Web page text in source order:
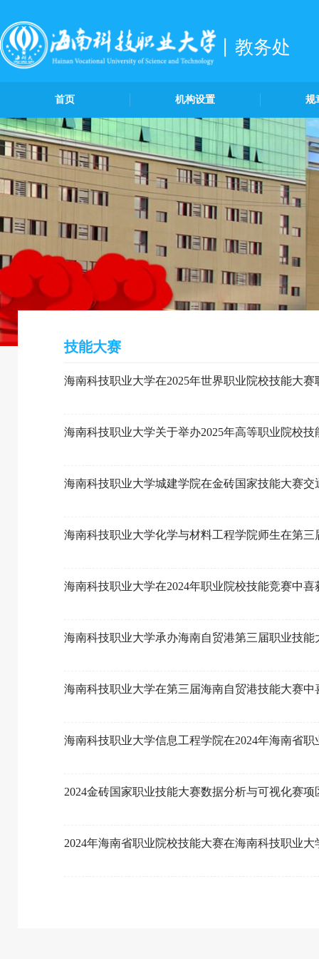
教务处
首页 机构设置 规
技能大赛
海南科技职业大学在2025年世界职业院校技能大
海南科技职业大学关于举办2025年高等职业院校
海南科技职业大学城建学院在金砖国家技能大赛
海南科技职业大学化学与材料工程学院师生在第
海南科技职业大学在2024年职业院校技能竞赛中喜
海南科技职业大学承办海南自贸港第三届职业技
海南科技职业大学在第三届海南自贸港技能大赛中
海南科技职业大学信息工程学院在2024年海南省
2024金砖国家职业技能大赛数据分析与可视化赛项
2024年海南省职业院校技能大赛在海南科技职业大